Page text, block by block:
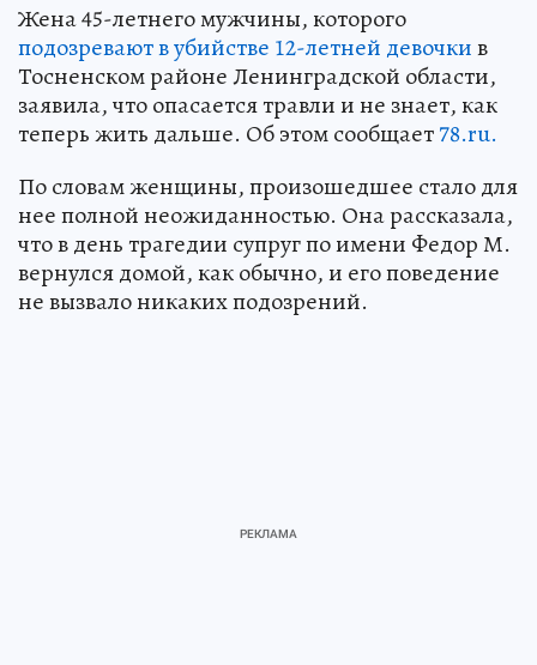
Жена 45-летнего мужчины, которого
подозревают в убийстве 12-летней девочкив
Тосненском районе Ленинградской области,
заявила, что опасается травли и не знает, как
теперь жить дальше. Об этом сообщает78.ru.
По словам женщины, произошедшее стало для
нее полной неожиданностью. Она рассказала,
что в день трагедии супруг по имени Федор М.
вернулся домой, как обычно, и его поведение
не вызвало никаких подозрений.